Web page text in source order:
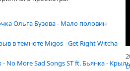
Ольга Бузова - Мало половин
в темноте Migos - Get Right Witcha
- No More Sad SongsST ft. Бьянка -